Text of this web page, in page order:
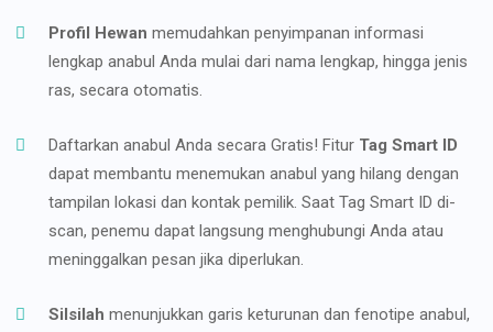
Profil Hewan memudahkan penyimpanan informasi
lengkap anabul Anda mulai dari nama lengkap, hingga jenis
ras, secara otomatis.
Daftarkan anabul Anda secara Gratis! Fitur Tag Smart ID
dapat membantu menemukan anabul yang hilang dengan
tampilan lokasi dan kontak pemilik. Saat Tag Smart ID di-
scan, penemu dapat langsung menghubungi Anda atau
meninggalkan pesan jika diperlukan.
Silsilah menunjukkan garis keturunan dan fenotipe anabul,